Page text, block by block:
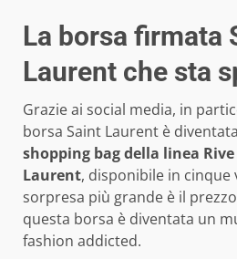
La borsa firmata
Laurent che sta
Grazie ai social media, in
borsa Saint Laurent è
shopping bag della linea
Laurent, disponibile in cinque
sorpresa più grande è il
questa borsa è diventata un
fashion addicted.